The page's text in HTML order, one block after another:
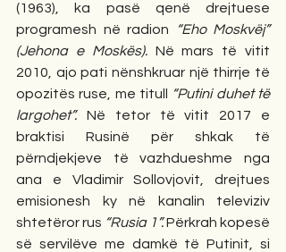
(1963), ka pasë qenë drejtuese
programesh në radion
“Eho Moskvëj”
(Jehona e Moskës). Në mars të vitit
2010, ajo pati nënshkruar një thirrje të
opozitës ruse, me titull
“Putini duhet të
largohet”. Në tetor të vitit 2017 e
braktisi Rusinë për shkak të
përndjekjeve të vazhdueshme nga
ana e Vladimir Sollovjovit, drejtues
emisionesh ky në kanalin televiziv
shtetëror rus “Rusia 1”. Përkrah kopesë
së servilëve me damkë të Putinit, si